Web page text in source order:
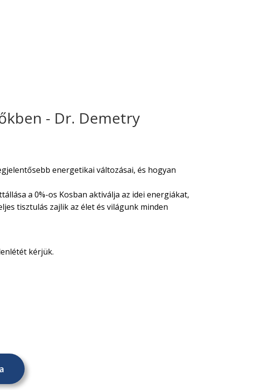
- Dr. Demetry
energetikai változásai, és hogyan
a 0%-os Kosban aktiválja az idei energiákat,
tisztulás zajlik az élet és világunk minden
kérjük.